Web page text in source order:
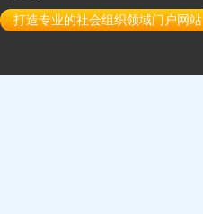
打造专业的社会组织领域门户网站